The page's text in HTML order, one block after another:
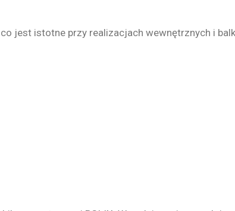
jest istotne przy realizacjach wewnętrznych i